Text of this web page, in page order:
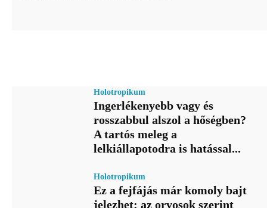
Holotropikum
Ingerlékenyebb vagy és
rosszabbul alszol a hőségben?
A tartós meleg a
lelkiállapotodra is hatással...
Holotropikum
Ez a fejfájás már komoly bajt
jelezhet: az orvosok szerint